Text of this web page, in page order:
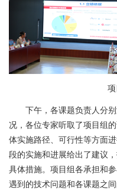
下午，各课题负责人分
况，各位专家听取了项目组
体实施路径、可行性等方面
段的实施和进展给出了建议
具体措施。 项目组各承担和
遇到的技术问题和各课题之